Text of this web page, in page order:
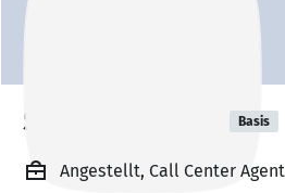
Salah Alyassin Basis
Angestellt, Call Center